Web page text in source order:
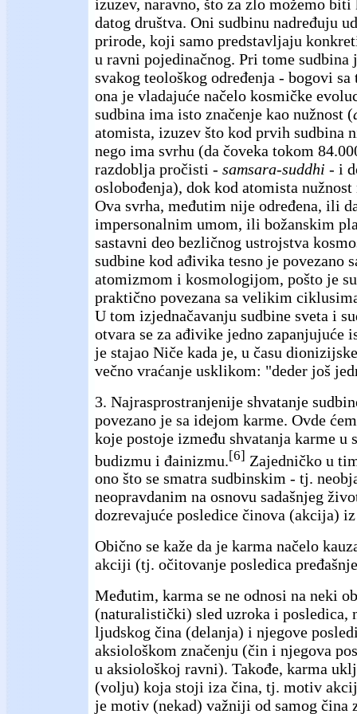
izuzev, naravno, što za zlo možemo
datog društva. Oni sudbinu nadređuju
prirode, koji samo predstavljaju
u ravni pojedinačnog. Pri tome sudbina
svakog teološkog određenja - bogovi
ona je vladajuće načelo kosmičke
sudbina ima isto značenje kao nužnost (
atomista, izuzev što kod prvih sudbina
nego ima svrhu (da čoveka tokom
razdoblja pročisti - samsara-suddhi - i
oslobođenja), dok kod atomista nužnost
Ova svrha, međutim nije određena, ili
impersonalnim umom, ili božanskim
sastavni deo bezličnog ustrojstva
sudbine kod ađivika tesno je povezano
atomizmom i kosmologijom, pošto je
praktično povezana sa velikim
U tom izjednačavanju sudbine sveta i
otvara se za ađivike jedno zapanjujuće
je stajao Niče kada je, u času
večno vraćanje usklikom: "deder još
3. Najrasprostranjenije shvatanje
povezano je sa idejom karme. Ovde
koje postoje između shvatanja karme u
budizmu i đainizmu. [6] Zajedničko u
ono što se smatra sudbinskim - tj.
neopravdanim na osnovu sadašnjeg
dozrevajuće posledice činova (akcija)
Obično se kaže da je karma načelo
akciji (tj. očitovanje posledica
Međutim, karma se ne odnosi na neki
(naturalistički) sled uzroka i posledica,
ljudskog čina (delanja) i njegove
aksiološkom značenju (čin i njegova
u aksiološkoj ravni). Takođe, karma
(volju) koja stoji iza čina, tj. motiv
je motiv (nekad) važniji od samog čina